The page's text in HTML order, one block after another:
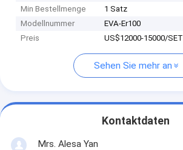
Min Bestellmenge
1 Satz
Modellnummer
EVA-Er100
Preis
US$12000-15000/SET
Sehen Sie mehr an
Kontaktdaten
Mrs. Alesa Yan